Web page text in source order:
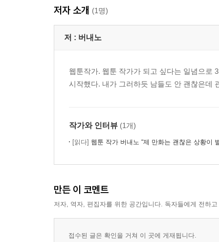
저자 소개 (1명)
저 : 버내노
웹툰작가. 웹툰 작가가 되고 싶다는 일념으로
시작했다. 내가 그러하듯 남들도 안 괜찮은데
작가와 인터뷰 (1개)
[읽다] 웹툰 작가 버내노 “제 만화는 괜찮은 상황이
만든 이 코멘트
저자, 역자, 편집자를 위한 공간입니다. 독자들에게 전하
접수된 글은 확인을 거쳐 이 곳에 게재됩니다.